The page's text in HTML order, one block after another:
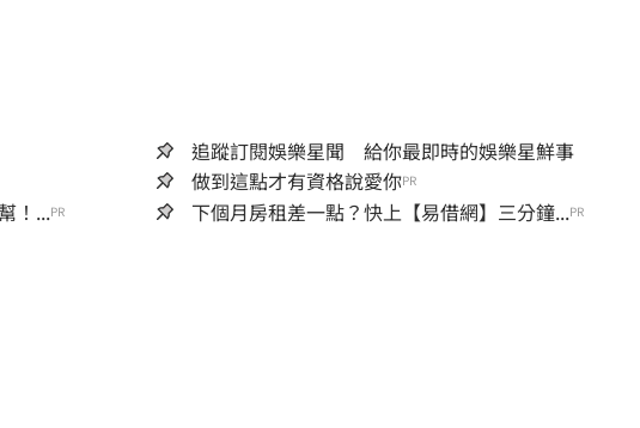
追蹤訂閱娛樂星聞 給你最即時的娛樂星鮮事
做到這點才有資格說愛你PR
！...PR 下個月房租差一點？快上【易借網】三分鐘...PR